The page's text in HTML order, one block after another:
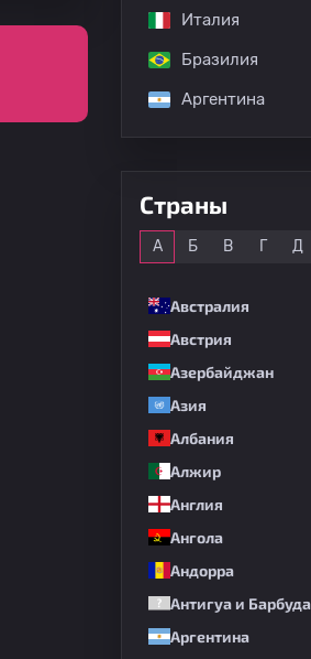
Италия
Бразилия
Аргентина
Страны
А Б В Г Д
Австралия
Австрия
Азербайджан
Азия
Албания
Алжир
Англия
Ангола
Андорра
Антигуа и Барбуда
Аргентина